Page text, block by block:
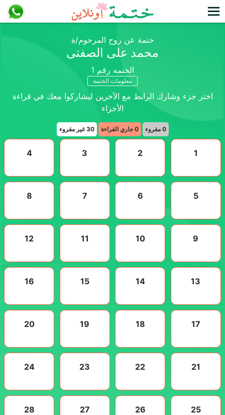
ختمة عن روح المرحوم/ة
محمد على الصفتى
الختمه رقم 1
معلومات الختمة
اختر جزء وشارك الرابط مع الآخرين ليشاركوا معك في قراءة
الأجزاء
0 مقروء 0 جاري القراءة 30غير مقروء
1
2
3
4
5
6
7
8
9
10
11
12
13
14
15
16
17
18
19
20
21
22
23
24
25
26
27
28